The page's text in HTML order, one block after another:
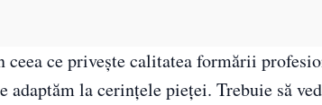
ceea ce priveşte calitatea formării
adaptăm la cerinţele pieţei. Trebuie să